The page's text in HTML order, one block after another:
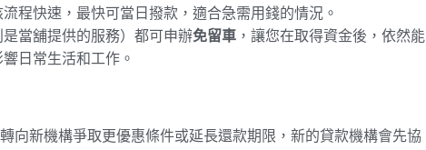
程快速，最快可當日撥款，適合急需用錢的情況。
當舖提供的服務）都可申辦免留車，讓您在取得資金後，依然能
日常生活和工作。
向新機構爭取更優惠條件或延長還款期限，新的貸款機構會先協